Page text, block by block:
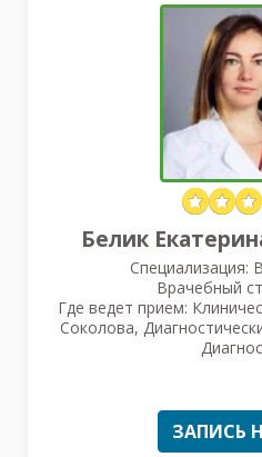
Белик
Специализация:
Врачебный
Где ведет прием:
Соколова,
ЗАПИСЬ